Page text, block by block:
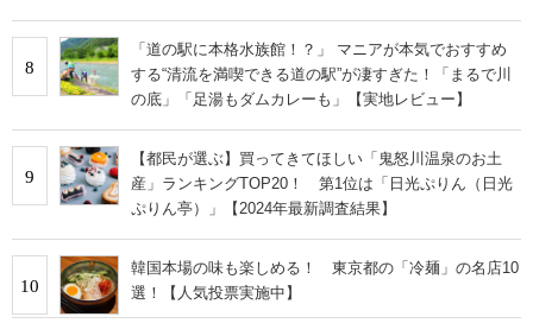
8
「道の駅に本格水族館！？」 マニアが本気でおすすめ
する“清流を満喫できる道の駅”が凄すぎた！「まるで川
の底」「足湯もダムカレーも」【実地レビュー】
9
【都民が選ぶ】買ってきてほしい「鬼怒川温泉のお土
産」ランキングTOP20！ 第1位は「日光ぷりん（日光
ぷりん亭）」【2024年最新調査結果】
10
韓国本場の味も楽しめる！ 東京都の「冷麺」の名店10
選！【人気投票実施中】